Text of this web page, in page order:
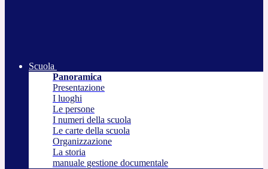
Scuola
Panoramica
Presentazione
I luoghi
Le persone
I numeri della scuola
Le carte della scuola
Organizzazione
La storia
manuale gestione documentale